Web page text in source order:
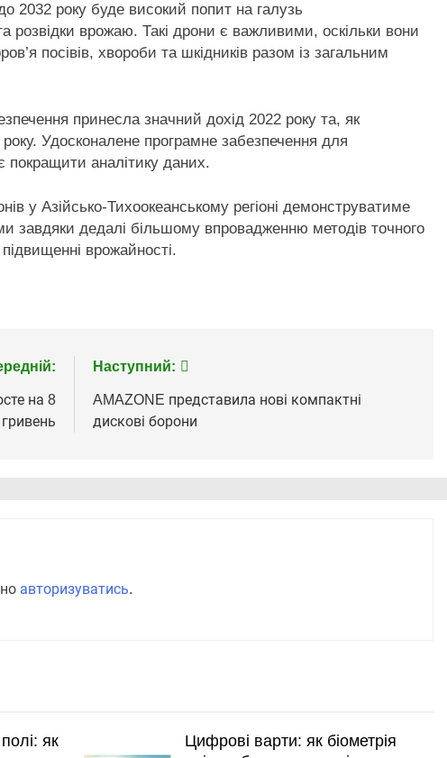
2032 року буде високий попит на галузь
розвідки врожаю. Такі дрони є важливими, оскільки вони
посівів, хвороби та шкідників разом із загальним
принесла значний дохід 2022 року та, як
Удосконалене програмне забезпечення для
покращити аналітику даних.
у Азійсько-Тихоокеанському регіоні демонструватиме
завдяки дедалі більшому впровадженню методів точного
врожайності.
на 8
гривень
Наступний:
AMAZONE представила нові компактні
дискові борони
авторизуватись.
як
Цифрові варти: як біометрія